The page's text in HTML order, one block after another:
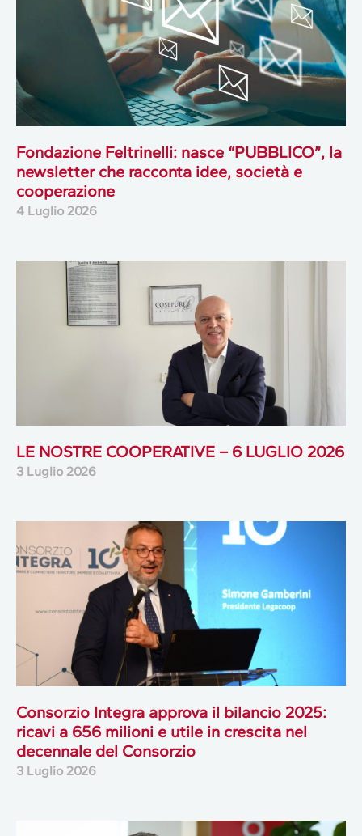
Fondazione Feltrinelli: nasce “PUBBLICO”, la
newsletter che racconta idee, società e
cooperazione
4 Luglio 2026
LE NOSTRE COOPERATIVE – 6 LUGLIO 2026
3 Luglio 2026
Consorzio Integra approva il bilancio 2025:
ricavi a 656 milioni e utile in crescita nel
decennale del Consorzio
3 Luglio 2026